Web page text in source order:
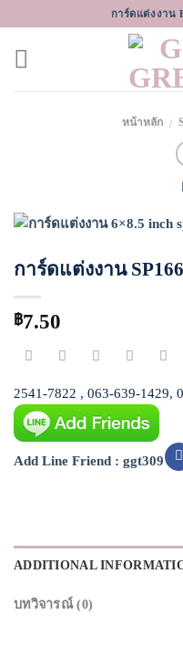
to
content
การ์ดแต่งงาน
หน้าหลัก /
การ์ดแต่งงาน
฿7.50
2541-7822 , 063-639-1429,
Add Line Friend : ggt309
ADDITIONAL
บทวิจารณ์ (0)